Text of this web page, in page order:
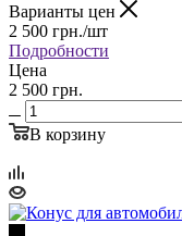
Варианты цен
2 500 грн./шт
Подробности
Цена
2 500 грн.
В корзину